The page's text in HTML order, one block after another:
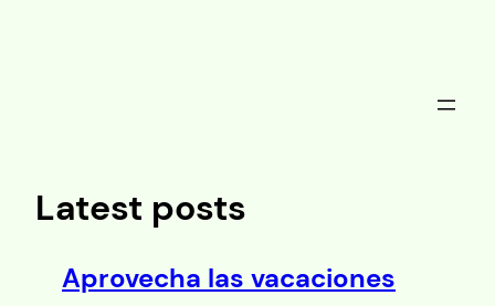
Latest posts
Aprovecha las vacaciones